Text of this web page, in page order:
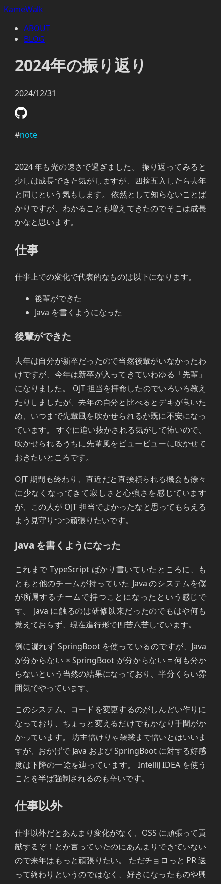
KameWalk
ABOUT
BLOG
2024年の振り返り
2024/12/31
#note
2024 年も光の速さで過ぎました。 振り返ってみると
少しは成長できた気がしますが、四捨五入したら去年
と同じという気もします。 依然として知らないことば
かりですが、わかることも増えてきたのでそこは成長
かなと思います。
仕事
仕事上での変化で代表的なものは以下になります。
後輩ができた
Java を書くようになった
後輩ができた
去年は自分が新卒だったので当然後輩がいなかったわ
けですが、今年は新卒が入ってきていわゆる「先輩」
になりました。 OJT 担当を拝命したのでいろいろ教え
たりしましたが、去年の自分と比べるとデキが良いた
め、いつまで先輩風を吹かせられるか既に不安になっ
ています。 すぐに追い抜かされる気がして怖いので、
吹かせられるうちに先輩風をビュービューに吹かせて
おきたいところです。
OJT 期間も終わり、直近だと直接頼られる機会も徐々
に少なくなってきて寂しさと心強さを感じています
が、この人が OJT 担当でよかったなと思ってもらえる
よう見守りつつ頑張りたいです。
Java を書くようになった
これまで TypeScript ばかり書いていたところに、も
ともと他のチームが持っていた Java のシステムを僕
が所属するチームで持つことになったという感じで
す。 Java に触るのは研修以来だったのでもはや何も
覚えておらず、現在進行形で四苦八苦しています。
例に漏れず SpringBoot を使っているのですが、Java
が分からない × SpringBoot が分からない = 何も分か
らないという当然の結果になっており、半分くらい雰
囲気でやっています。
このシステム、コードを変更するのがしんどい作りに
なっており、ちょっと変えるだけでもかなり手間がか
かっています。 坊主憎けりゃ袈裟まで憎いとはいいま
すが、おかげで Java および SpringBoot に対する好感
度は下降の一途を辿っています。 IntelliJ IDEA を使う
ことを半ば強制されるのも辛いです。
仕事以外
仕事以外だとあんまり変化がなく、OSS に頑張って貢
献するぞ！とか言っていたのにあんまりできていない
ので来年はもっと頑張りたい。 ただチョロっと PR 送
って終わりというのではなく、好きになったものや興